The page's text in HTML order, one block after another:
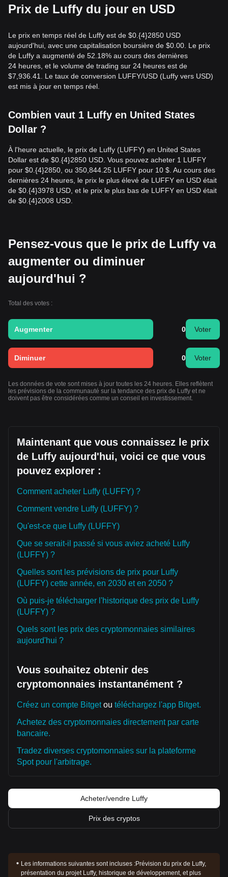
Prix de Luffy du jour en USD
Le prix en temps réel de Luffy est de $0.{​4}2850 USD
aujourd'hui, avec une capitalisation boursière de $0.00. Le prix
de Luffy a augmenté de 52.18% au cours des dernières
24 heures, et le volume de trading sur 24 heures est de
$7,936.41. Le taux de conversion LUFFY/USD (Luffy vers USD)
est mis à jour en temps réel.
Combien vaut 1 Luffy en United States
Dollar ?
À l'heure actuelle, le prix de Luffy (LUFFY) en United States
Dollar est de $0.{​4}2850 USD. Vous pouvez acheter 1 LUFFY
pour $0.{​4}2850, ou 350,844.25 LUFFY pour 10 $. Au cours des
dernières 24 heures, le prix le plus élevé de LUFFY en USD était
de $0.{​4}3978 USD, et le prix le plus bas de LUFFY en USD était
de $0.{​4}2008 USD.
Pensez-vous que le prix de Luffy va
augmenter ou diminuer
aujourd'hui ?
Total des votes :
Augmenter 0 Voter
Diminuer 0 Voter
Les données de vote sont mises à jour toutes les 24 heures. Elles reflètent
les prévisions de la communauté sur la tendance des prix de Luffy et ne
doivent pas être considérées comme un conseil en investissement.
Maintenant que vous connaissez le prix
de Luffy aujourd'hui, voici ce que vous
pouvez explorer :
Comment acheter Luffy (LUFFY) ?
Comment vendre Luffy (LUFFY) ?
Qu'est-ce que Luffy (LUFFY)
Que se serait-il passé si vous aviez acheté Luffy
(LUFFY) ?
Quelles sont les prévisions de prix pour Luffy
(LUFFY) cette année, en 2030 et en 2050 ?
Où puis-je télécharger l'historique des prix de Luffy
(LUFFY) ?
Quels sont les prix des cryptomonnaies similaires
aujourd'hui ?
Vous souhaitez obtenir des
cryptomonnaies instantanément ?
Créez un compte Bitgetou téléchargez l'app Bitget.
Achetez des cryptomonnaies directement par carte
bancaire.
Tradez diverses cryptomonnaies sur la plateforme
Spot pour l'arbitrage.
Acheter/vendre Luffy
Prix des cryptos
Les informations suivantes sont incluses :Prévision du prix de Luffy,
présentation du projet Luffy, historique de développement, et plus